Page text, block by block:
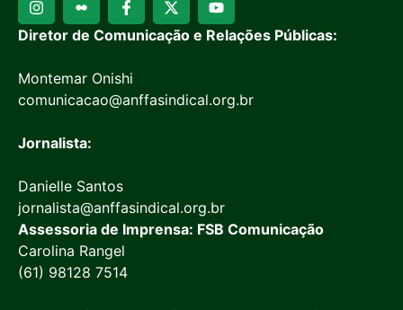
Diretor de Comunicação e Relações Públicas:
Montemar Onishi
comunicacao@anffasindical.org.br
Jornalista:
Danielle Santos
jornalista@anffasindical.org.br
Assessoria de Imprensa: FSB Comunicação
Carolina Rangel
(61) 98128 7514